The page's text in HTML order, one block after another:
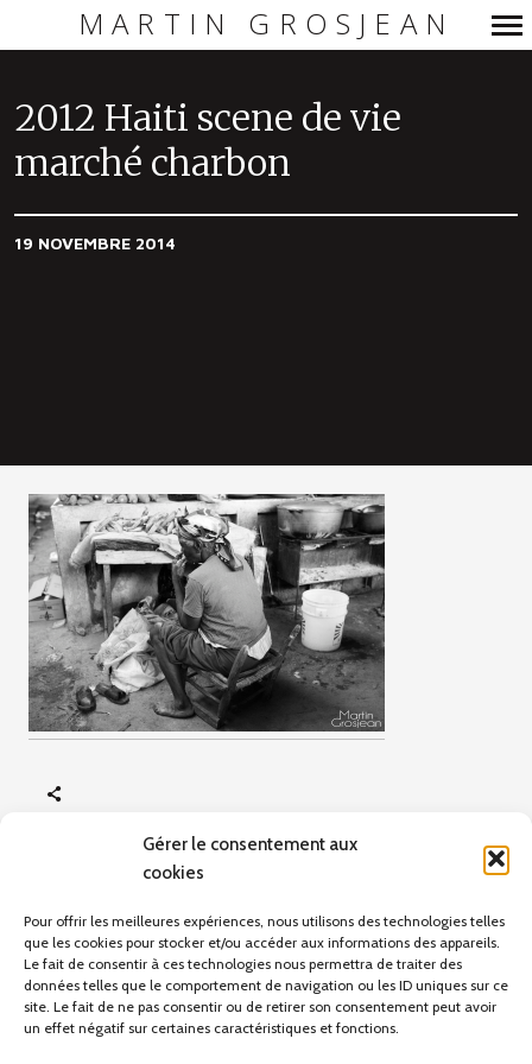
Gérer le consentement aux
cookies
Pour offrir les meilleures expériences, nous utilisons des technologies telles
que les cookies pour stocker et/ou accéder aux informations des appareils.
Le fait de consentir à ces technologies nous permettra de traiter des
données telles que le comportement de navigation ou les ID uniques sur ce
site. Le fait de ne pas consentir ou de retirer son consentement peut avoir
un effet négatif sur certaines caractéristiques et fonctions.
principale
MARTIN GROSJEAN
2012 Haiti scene de vie
marché charbon
19 NOVEMBRE 2014
Scènes de vie
Pas d'articles pour le moment.